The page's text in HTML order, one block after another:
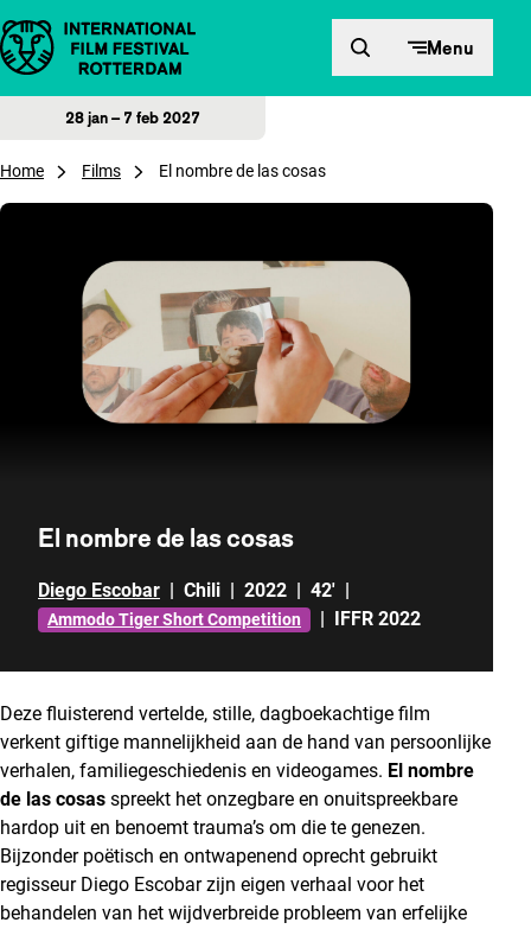
Direct naar inhoud Menu
28 jan – 7 feb 2027
Home Films El nombre de las cosas
El nombre de las cosas
Diego Escobar | Chili | 2022 | 42' |
Ammodo Tiger Short Competition | IFFR 2022
Deze fluisterend vertelde, stille, dagboekachtige film
verkent giftige mannelijkheid aan de hand van persoonlijke
verhalen, familiegeschiedenis en videogames. El nombre
de las cosas spreekt het onzegbare en onuitspreekbare
hardop uit en benoemt trauma’s om die te genezen.
Bijzonder poëtisch en ontwapenend oprecht gebruikt
regisseur Diego Escobar zijn eigen verhaal voor het
behandelen van het wijdverbreide probleem van erfelijke